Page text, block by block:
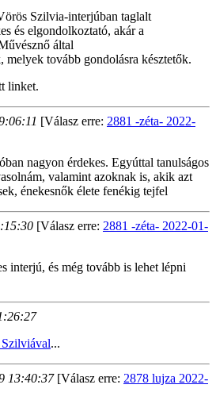
Szilvia-interjúban taglalt
és elgondolkoztató, akár a
által
melyek tovább gondolásra késztetők.
linket.
[Válasz erre: 2881 -zéta- 2022-
nagyon érdekes. Egyúttal tanulságos
valamint azoknak is, akik azt
énekesnők élete fenékig tejfel
[Válasz erre: 2881 -zéta- 2022-01-
interjú, és még tovább is lehet lépni
...
13:40:37[Válasz erre: 2878 lujza 2022-